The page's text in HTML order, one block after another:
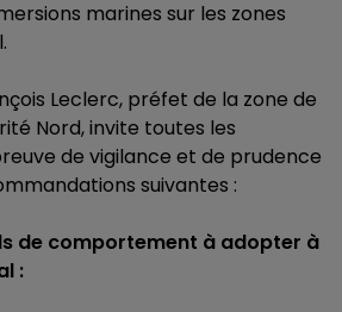
marines sur les zones
Leclerc, préfet de la zone de
Nord, invite toutes les
de vigilance et de prudence
suivantes :
de comportement à adopter à
: